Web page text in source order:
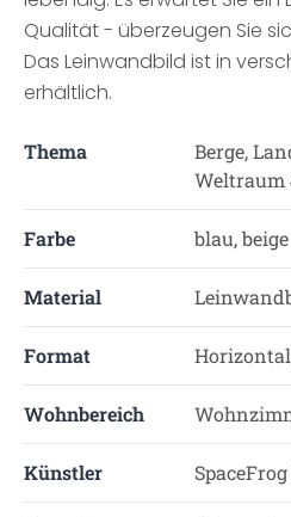
Qualität - überzeugen Sie
Das Leinwandbild ist in
erhältlich.
Thema
Berge,
Weltraum
Farbe blau, beige
Material
Format
Wohnbereich
Künstler